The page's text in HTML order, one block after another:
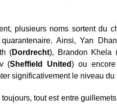
plusieurs noms sortent du
Ainsi, Yan
(Dordrecht), Brandon Khela
(Sheffield United) ou
significativement le niveau du
tout est entre